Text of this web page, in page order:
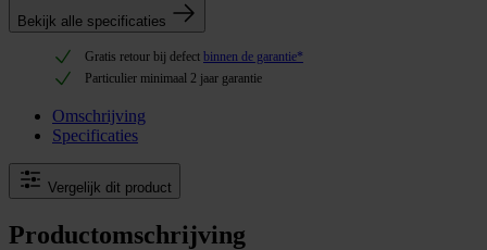
Bekijk alle specificaties
Gratis retour bij defect binnen de garantie*
Particulier minimaal 2 jaar garantie
Omschrijving
Specificaties
Vergelijk dit product
Productomschrijving